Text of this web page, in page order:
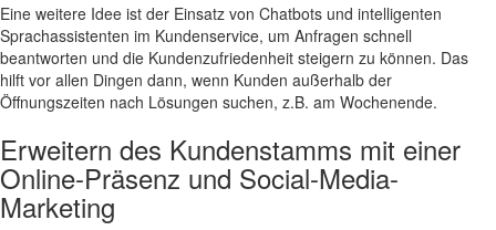
Eine weitere Idee ist der Einsatz von Chatbots und intelligenten
Sprachassistenten im Kundenservice, um Anfragen schnell
beantworten und die Kundenzufriedenheit steigern zu können. Das
hilft vor allen Dingen dann, wenn Kunden außerhalb der
Öffnungszeiten nach Lösungen suchen, z.B. am Wochenende.
Erweitern des Kundenstamms mit einer
Online-Präsenz und Social-Media-
Marketing